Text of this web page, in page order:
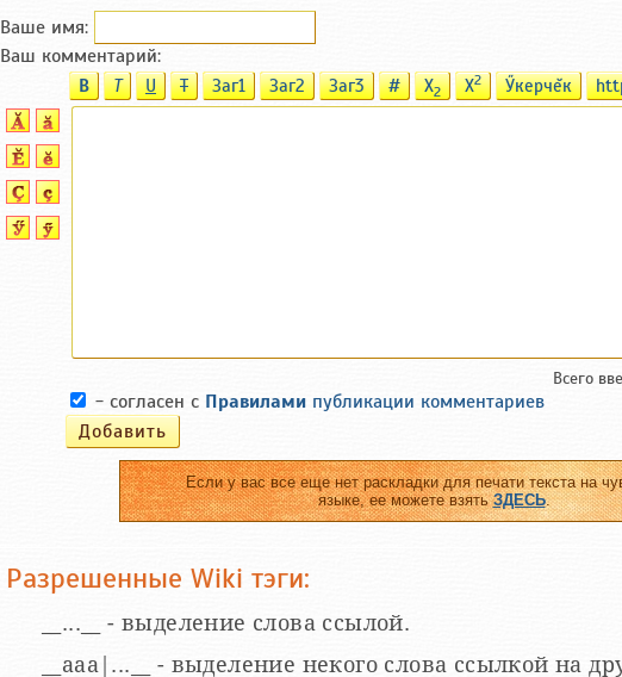
Ваше имя:
Ваш комментарий:
B T U T Заг1 Заг2 Заг3 # X2 X2 Ӳкерчĕк
Всего
- согласен с Правилами публикации комментариев
Если у вас все еще нет раскладки для печати текста на
языке, ее можете взятьЗДЕСЬ.
Разрешенные Wiki тэги:
__...__ - выделение слова ссылой.
__aaa|...__ - выделение некого слова ссылкой на